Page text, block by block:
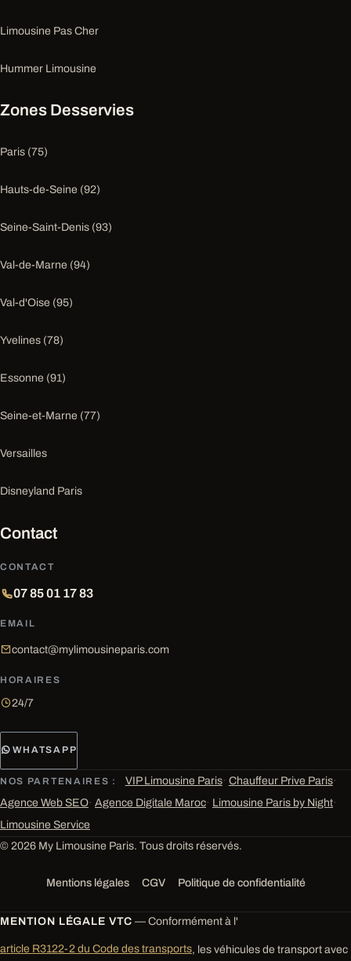
Limousine Pas Cher
Hummer Limousine
Zones Desservies
Paris (75)
Hauts-de-Seine (92)
Seine-Saint-Denis (93)
Val-de-Marne (94)
Val-d'Oise (95)
Yvelines (78)
Essonne (91)
Seine-et-Marne (77)
Versailles
Disneyland Paris
Contact
CONTACT
07 85 01 17 83
EMAIL
contact@mylimousineparis.com
HORAIRES
24/7
WHATSAPP
NOS PARTENAIRES : VIP Limousine Paris· Chauffeur Prive Paris·
Agence Web SEO· Agence Digitale Maroc· Limousine Paris by Night·
Limousine Service
© 2026 My Limousine Paris. Tous droits réservés.
Mentions légales CGV Politique de confidentialité
MENTION LÉGALE VTC — Conformément à l'
article R3122-2 du Code des transports, les véhicules de transport avec